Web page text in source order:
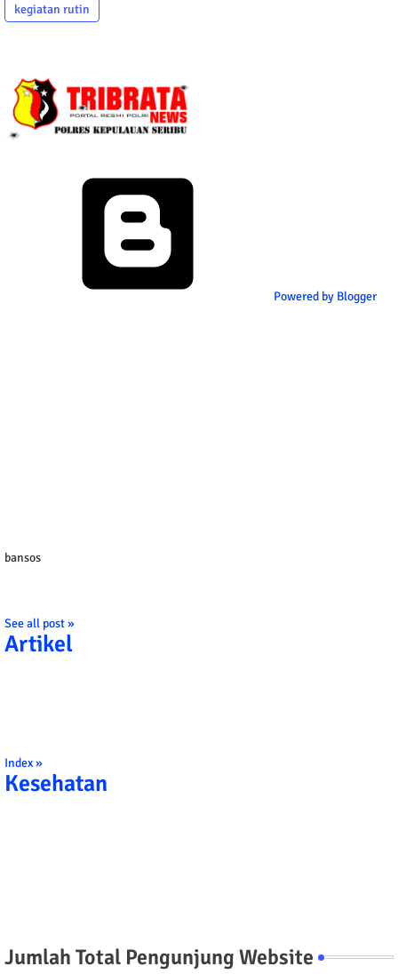
kegiatan rutin
Powered by Blogger
bansos
See all post »
Artikel
Index »
Kesehatan
Jumlah Total Pengunjung Website